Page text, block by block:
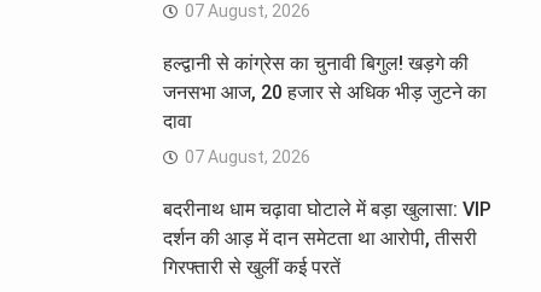
07 August, 2026
हल्द्वानी से कांग्रेस का चुनावी बिगुल! खड़गे की
जनसभा आज, 20 हजार से अधिक भीड़ जुटने का
दावा
07 August, 2026
बदरीनाथ धाम चढ़ावा घोटाले में बड़ा खुलासा: VIP
दर्शन की आड़ में दान समेटता था आरोपी, तीसरी
गिरफ्तारी से खुलीं कई परतें